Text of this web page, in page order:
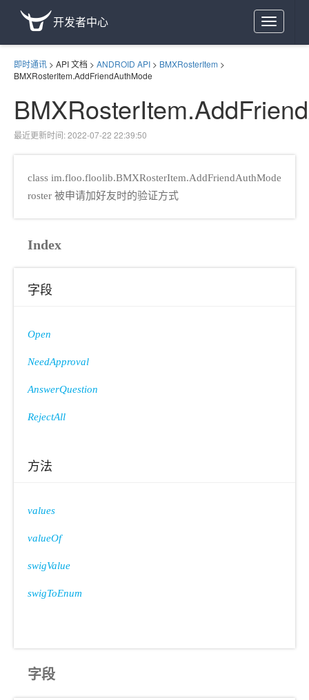
Toggle
navigation
开发者中心
即时通讯 > API 文档 > ANDROID API > BMXRosterItem >
BMXRosterItem.AddFriendAuthMode
最近更新时间: 2022-07-22 22:39:50
class im.floo.floolib.BMXRosterItem.AddFriendAuthMode
roster 被申请加好友时的验证方式
Index
字段
Open
NeedApproval
AnswerQuestion
RejectAll
方法
values
valueOf
swigValue
swigToEnum
字段